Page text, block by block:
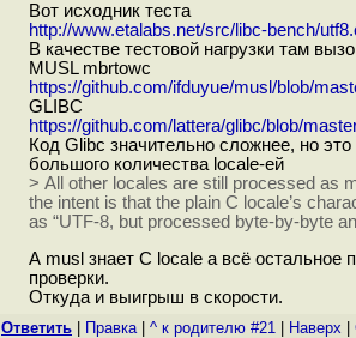
Вот исходник теста
http://www.etalabs.net/src/libc-bench/
В качестве тестовой нагрузки там
MUSL mbrtowc
https://github.com/ifduyue/musl/blob/
GLIBC
https://github.com/lattera/glibc/blob/
Код Glibc значительно сложнее, но
большого количества locale-ей
> All other locales are still processed as
the intent is that the plain C locale’s
as “UTF-8, but processed byte-by-byte
А musl знает C locale а всё остальное
проверки.
Откуда и выигрыш в скорости.
Ответить Правка| ^ к родителю #21 Наверх